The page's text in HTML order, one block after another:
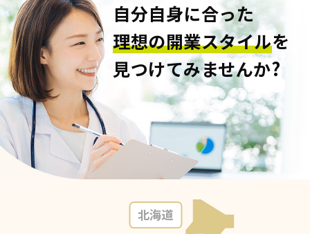
自分自身に合った
理想の開業スタイルを
見つけてみませんか?
北海道